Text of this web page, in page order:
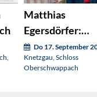
Matthias
Egersdörfer:
Langsam
Do 17. September
Knetzgau, Schloss
Oberschwappach